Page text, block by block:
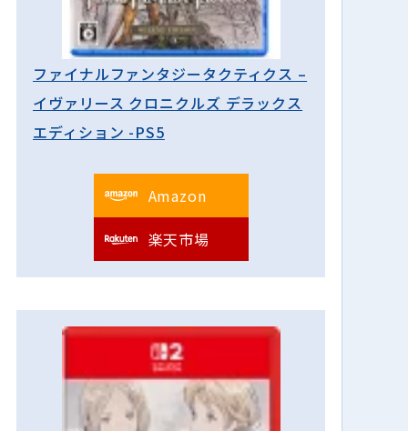
ファイナルファンタジータクティクス –
イヴァリース クロニクルズ デラックス
エディション -PS5
Amazon
楽天市場